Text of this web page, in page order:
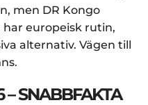
men DR Kongo
europeisk rutin,
alternativ. Vägen till
– SNABBFAKTA